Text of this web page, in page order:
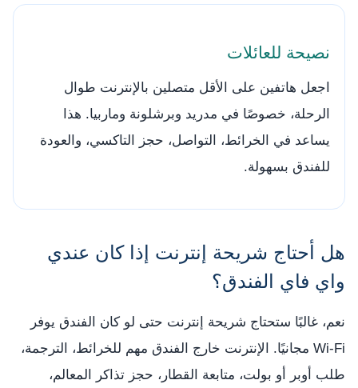
نصيحة للعائلات
اجعل هاتفين على الأقل متصلين بالإنترنت طوال
الرحلة، خصوصًا في مدريد وبرشلونة وماربيا. هذا
يساعد في الخرائط، التواصل، حجز التاكسي، والعودة
للفندق بسهولة.
هل أحتاج شريحة إنترنت إذا كان عندي
واي فاي الفندق؟
نعم، غالبًا ستحتاج شريحة إنترنت حتى لو كان الفندق يوفر
Wi-Fi مجانيًا. الإنترنت خارج الفندق مهم للخرائط، الترجمة،
طلب أوبر أو بولت، متابعة القطار، حجز تذاكر المعالم،